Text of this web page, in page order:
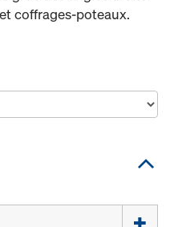
coffrages-poteaux.